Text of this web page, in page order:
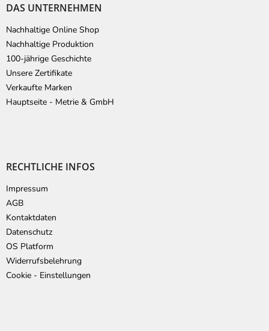
DAS UNTERNEHMEN
Nachhaltige Online Shop
Nachhaltige Produktion
100-jährige Geschichte
Unsere Zertifikate
Verkaufte Marken
Hauptseite - Metrie & GmbH
RECHTLICHE INFOS
Impressum
AGB
Kontaktdaten
Datenschutz
OS Platform
Widerrufsbelehrung
Cookie - Einstellungen